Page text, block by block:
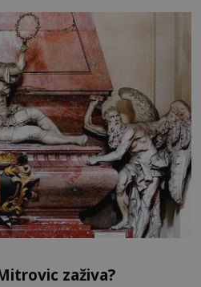
poznáváním památek ve
termálním
zaživa?